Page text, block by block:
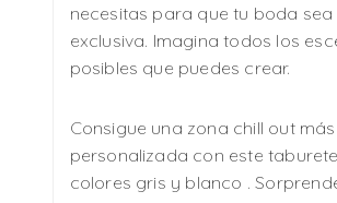
necesitas para que tu boda sea
exclusiva. Imagina todos los
posibles que puedes crear.
Consigue una zona chill out más
personalizada con este
colores gris y blanco .